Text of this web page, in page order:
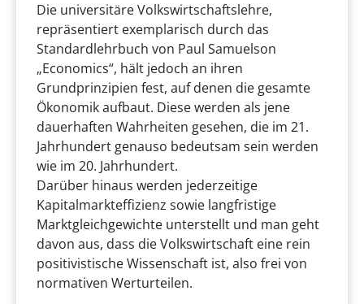
Die universitäre Volkswirtschaftslehre,
repräsentiert exemplarisch durch das
Standardlehrbuch von Paul Samuelson
„Economics“, hält jedoch an ihren
Grundprinzipien fest, auf denen die gesamte
Ökonomik aufbaut. Diese werden als jene
dauerhaften Wahrheiten gesehen, die im 21.
Jahrhundert genauso bedeutsam sein werden
wie im 20. Jahrhundert.
Darüber hinaus werden jederzeitige
Kapitalmarkteffizienz sowie langfristige
Marktgleichgewichte unterstellt und man geht
davon aus, dass die Volkswirtschaft eine rein
positivistische Wissenschaft ist, also frei von
normativen Werturteilen.